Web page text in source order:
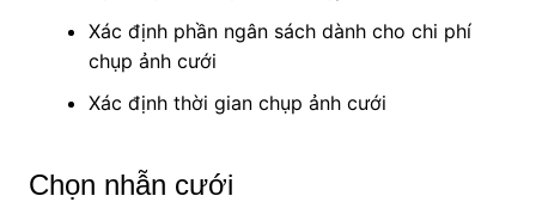
Xác định phần ngân sách dành cho chi phí
chụp ảnh cưới
Xác định thời gian chụp ảnh cưới
Chọn nhẫn cưới